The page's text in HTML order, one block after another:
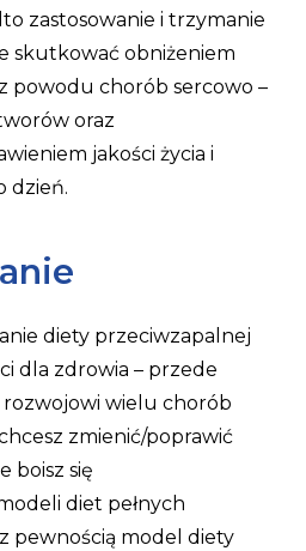
zastosowanie i trzymanie
skutkować obniżeniem
powodu chorób sercowo –
oraz
jakości życia i
dzień.
diety przeciwzapalnej
dla zdrowia – przede
wielu chorób
zmienić/poprawić
boisz się
diet pełnych
pewnością model diety